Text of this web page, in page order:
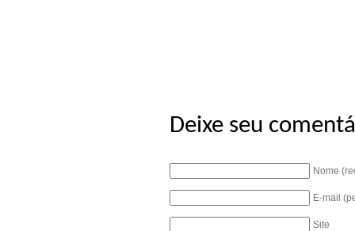
Deixe seu
Nome
E-mail
Site